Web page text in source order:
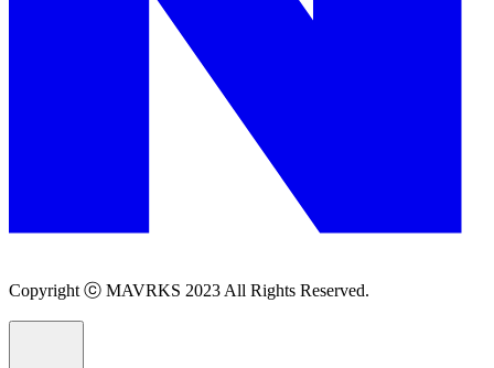
Copyright ⓒ MAVRKS 2023 All Rights Reserved.